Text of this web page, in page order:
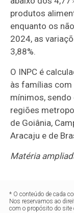
produtos
enquanto os
2024, as
3,88%.
O INPC é
às famílias com
mínimos, sendo
regiões
de Goiânia,
Aracaju e de
Matéria
* O conteúdo de cada
Nos reservamos ao
com o propósito do site